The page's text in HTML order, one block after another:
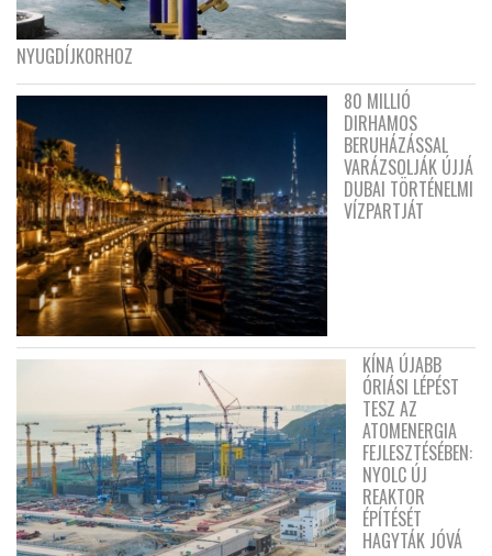
NYUGDÍJKORHOZ
80 MILLIÓ
DIRHAMOS
BERUHÁZÁSSAL
VARÁZSOLJÁK ÚJJÁ
DUBAI TÖRTÉNELMI
VÍZPARTJÁT
KÍNA ÚJABB
ÓRIÁSI LÉPÉST
TESZ AZ
ATOMENERGIA
FEJLESZTÉSÉBEN:
NYOLC ÚJ
REAKTOR
ÉPÍTÉSÉT
HAGYTÁK JÓVÁ